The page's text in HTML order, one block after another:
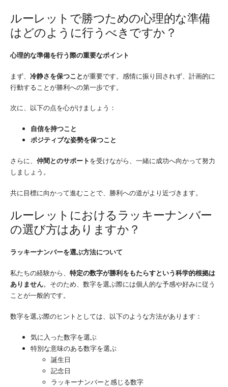
ルーレットで勝つための心理的な準備
はどのように行うべきですか？
心理的な準備を行う際の重要なポイント
まず、 冷静さを保つことが重要です。感情に振り回されず、計画的に
行動することが勝利への第一歩です。
次に、以下の点を心がけましょう：
自信を持つこと
ポジティブな姿勢を保つこと
さらに、 仲間とのサポートを受けながら、一緒に成功へ向かって努力
しましょう。
共に目標に向かって進むことで、勝利への道がより近づきます。
ルーレットにおけるラッキーナンバー
の選び方はありますか？
ラッキーナンバーを選ぶ方法について
私たちの経験から、 特定の数字が勝利をもたらすという科学的根拠は
ありません。そのため、数字を選ぶ際には個人的な予感や好みに従う
ことが一般的です。
数字を選ぶ際のヒントとしては、以下のような方法があります：
気に入った数字を選ぶ
特別な意味のある数字を選ぶ
誕生日
記念日
ラッキーナンバーと感じる数字